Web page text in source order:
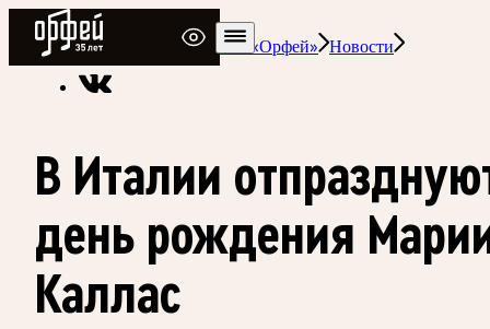
Радио Орфей
Радио классической музыки «Орфей» Новости
В Италии
день рождения
Каллас